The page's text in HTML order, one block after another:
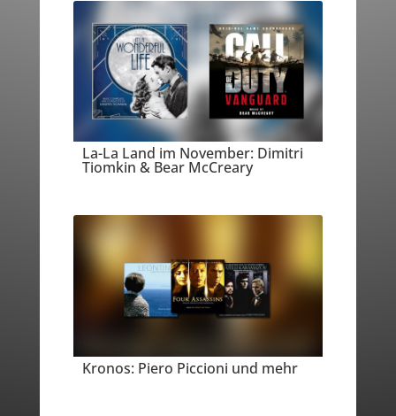
La-La Land im November: Dimitri
Tiomkin & Bear McCreary
Kronos: Piero Piccioni und mehr